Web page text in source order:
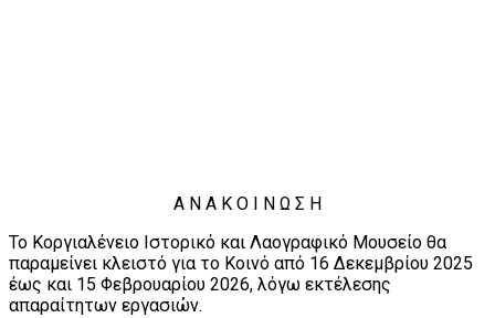
Α Ν Α Κ Ο Ι Ν Ω Σ Η
Το Κοργιαλένειο Ιστορικό και Λαογραφικό Μουσείο θα
παραμείνει κλειστό για το Κοινό από 16 Δεκεμβρίου 2025
έως και 15 Φεβρουαρίου 2026, λόγω εκτέλεσης
απαραίτητων εργασιών.